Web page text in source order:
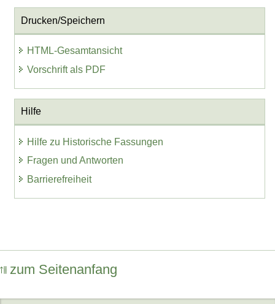
Drucken/Speichern
HTML-Gesamtansicht
Vorschrift als PDF
Hilfe
Hilfe zu Historische Fassungen
Fragen und Antworten
Barrierefreiheit
zum Seitenanfang